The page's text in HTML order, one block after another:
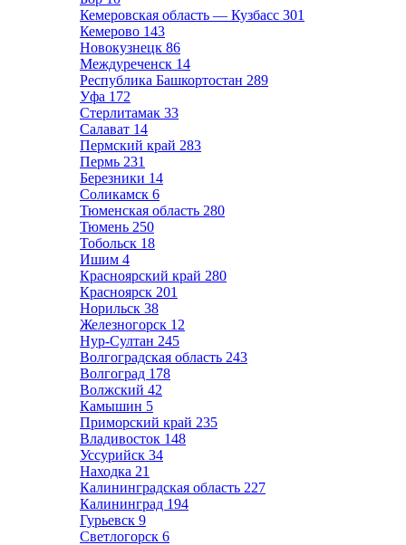
Кемеровская область — Кузбасс 301
Кемерово 143
Новокузнецк 86
Междуреченск 14
Республика Башкортостан 289
Уфа 172
Стерлитамак 33
Салават 14
Пермский край 283
Пермь 231
Березники 14
Соликамск 6
Тюменская область 280
Тюмень 250
Тобольск 18
Ишим 4
Красноярский край 280
Красноярск 201
Норильск 38
Железногорск 12
Нур-Султан 245
Волгоградская область 243
Волгоград 178
Волжский 42
Камышин 5
Приморский край 235
Владивосток 148
Уссурийск 34
Находка 21
Калининградская область 227
Калининград 194
Гурьевск 9
Светлогорск 6